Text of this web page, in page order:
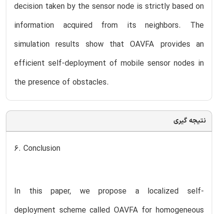
decision taken by the sensor node is strictly based on
information acquired from its neighbors. The
simulation results show that OAVFA provides an
efficient self-deployment of mobile sensor nodes in
the presence of obstacles.
نتیجه گیری
6. Conclusion
In this paper, we propose a localized self-
deployment scheme called OAVFA for homogeneous